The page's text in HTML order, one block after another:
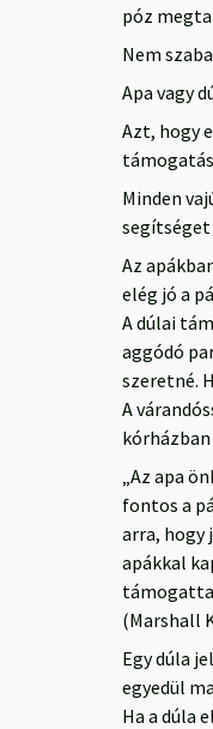
póz
Nem
Apa vagy
Azt, hogy
Minden
segítséget
Az
elég jó a
A dúlai
aggódó
szeretné.
A
„Az apa
fontos a
arra, hogy
apákkal
támogatta
(Marshall
Egy dúla
egyedül
Ha a dúla